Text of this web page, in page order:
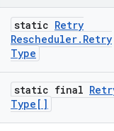
static Retry
Rescheduler. Retry
Type
static final
Type[]